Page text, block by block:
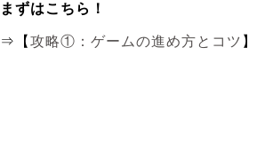
まずはこちら！
⇒【 攻略①：ゲームの進め方とコツ 】